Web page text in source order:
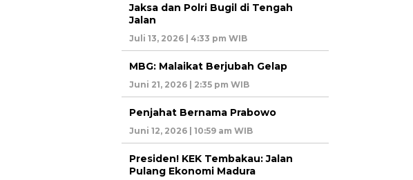
Jaksa dan Polri Bugil di Tengah
Jalan
Juli 13, 2026 | 4:33 pm WIB
MBG: Malaikat Berjubah Gelap
Juni 21, 2026 | 2:35 pm WIB
Penjahat Bernama Prabowo
Juni 12, 2026 | 10:59 am WIB
Presiden! KEK Tembakau: Jalan
Pulang Ekonomi Madura